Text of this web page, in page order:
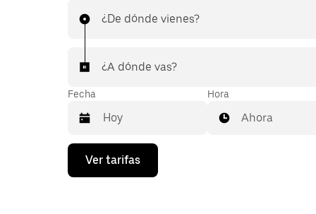
¿De dónde vienes?
¿A dónde vas?
Fecha
Presiona
flecha
Hora
Ahora
Ver tarifas